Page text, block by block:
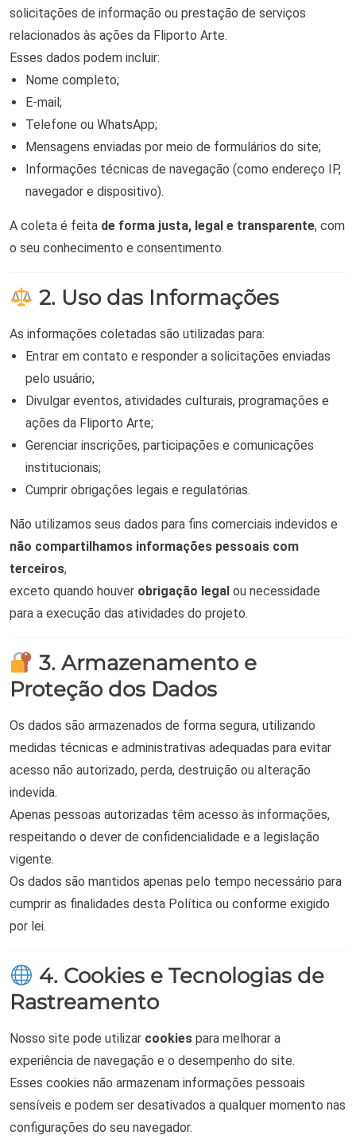
solicitações de informação ou prestação de serviços
relacionados às ações da Fliporto Arte.
Esses dados podem incluir:
Nome completo;
E-mail;
Telefone ou WhatsApp;
Mensagens enviadas por meio de formulários do site;
Informações técnicas de navegação (como endereço IP,
navegador e dispositivo).
A coleta é feita de forma justa, legal e transparente, com
o seu conhecimento e consentimento.
2. Uso das Informações
As informações coletadas são utilizadas para:
Entrar em contato e responder a solicitações enviadas
pelo usuário;
Divulgar eventos, atividades culturais, programações e
ações da Fliporto Arte;
Gerenciar inscrições, participações e comunicações
institucionais;
Cumprir obrigações legais e regulatórias.
Não utilizamos seus dados para fins comerciais indevidos e
não compartilhamos informações pessoais com
terceiros,
exceto quando houver obrigação legal ou necessidade
para a execução das atividades do projeto.
3. Armazenamento e
Proteção dos Dados
Os dados são armazenados de forma segura, utilizando
medidas técnicas e administrativas adequadas para evitar
acesso não autorizado, perda, destruição ou alteração
indevida.
Apenas pessoas autorizadas têm acesso às informações,
respeitando o dever de confidencialidade e a legislação
vigente.
Os dados são mantidos apenas pelo tempo necessário para
cumprir as finalidades desta Política ou conforme exigido
por lei.
4. Cookies e Tecnologias de
Rastreamento
Nosso site pode utilizar cookiespara melhorar a
experiência de navegação e o desempenho do site.
Esses cookies não armazenam informações pessoais
sensíveis e podem ser desativados a qualquer momento nas
configurações do seu navegador.